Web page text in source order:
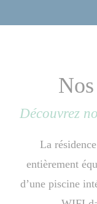
Découvrez
La
entièrement
d’une piscine